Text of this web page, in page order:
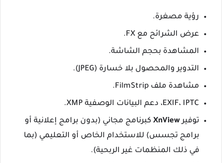
رؤية مصغرة.
عرض الشرائح مع FX.
المشاهدة بحجم الشاشة.
التدوير والمحصول بلا خسارة (JPEG).
مشاهدة ملف FilmStrip.
EXIF، IPTC، دعم البيانات الوصفية XMP.
توفيرXnView كبرنامج مجاني (بدون برامج إعلانية أو
برامج تجسس) للاستخدام الخاص أو التعليمي (بما
في ذلك المنظمات غير الربحية).